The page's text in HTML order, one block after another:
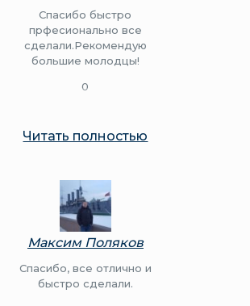
Спасибо быстро
прфесионально все
сделали.Рекомендую
большие молодцы!
0
Читать полностью
Максим Поляков
Спасибо, все отлично и
быстро сделали.